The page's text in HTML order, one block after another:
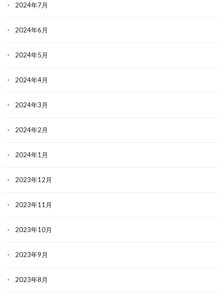
2024年7月
2024年6月
2024年5月
2024年4月
2024年3月
2024年2月
2024年1月
2023年12月
2023年11月
2023年10月
2023年9月
2023年8月